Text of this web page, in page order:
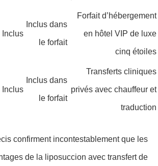
Forfait d’hébergement
en hôtel VIP de luxe
cinq étoiles
Inclus dans
le forfait
Inclus
Transferts cliniques
privés avec chauffeur et
traduction
Inclus dans
le forfait
Inclus
confirment incontestablement que les
de la liposuccion avec transfert de